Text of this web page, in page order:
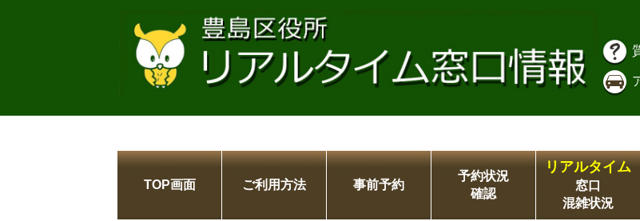
TOP画面 ご利用方法 事前予約
予約状況
確認
リアルタイム
窓口
混雑状況